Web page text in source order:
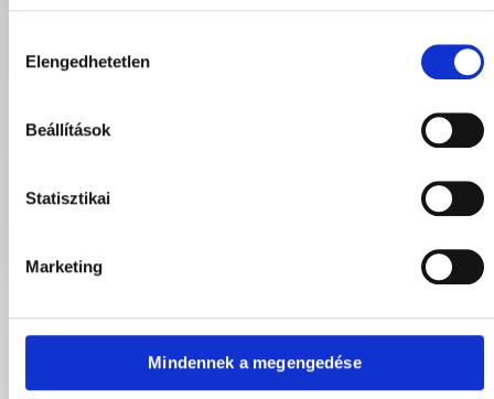
kiválasztása
Elengedhetetlen
Beállítások
Statisztikai
Marketing
Mindennek a megengedése
1–3 év SEO
tapasztalattal
tartalmi SEO
SEO méréseket és
kiértékeli az
kezeli a SEO
Frog)
Önállóan old meg
webes és SEO
problémákat